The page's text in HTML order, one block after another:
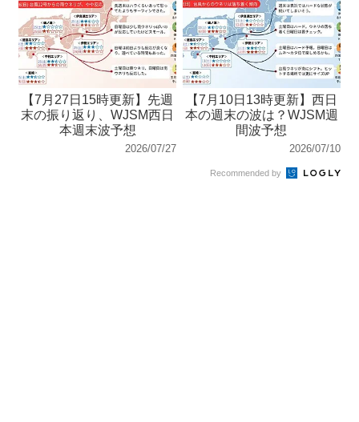
【7月27日15時更新】先週
末の振り返り、WJSM西日
本週末波予想
2026/07/27
【7月10日13時更新】西日
本の週末の波は？WJSM週
間波予想
2026/07/10
Recommended by